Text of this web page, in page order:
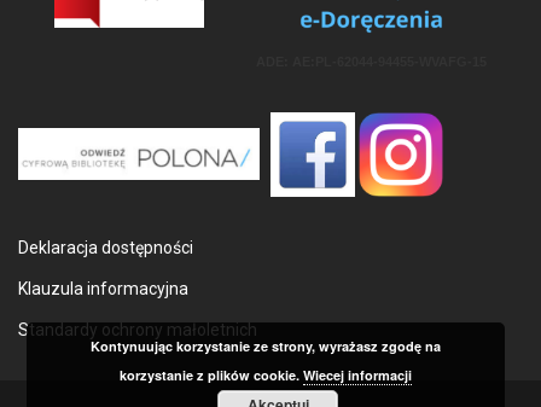
Deklaracja dostępności
Klauzula informacyjna
Standardy ochrony małoletnich
Kontynuując korzystanie ze strony, wyrażasz zgodę na
korzystanie z plików cookie.Wiecej informacji